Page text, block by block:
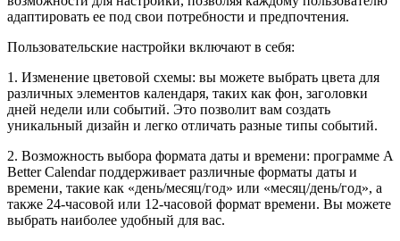
адаптировать ее под свои потребности и предпочтения.
Пользовательские настройки включают в себя:
1. Изменение цветовой схемы: вы можете выбрать цвета для
различных элементов календаря, таких как фон, заголовки
дней недели или событий. Это позволит вам создать
уникальный дизайн и легко отличать разные типы событий.
2. Возможность выбора формата даты и времени: программе A
Better Calendar поддерживает различные форматы даты и
времени, такие как «день/месяц/год» или «месяц/день/год», а
также 24-часовой или 12-часовой формат времени. Вы можете
выбрать наиболее удобный для вас.